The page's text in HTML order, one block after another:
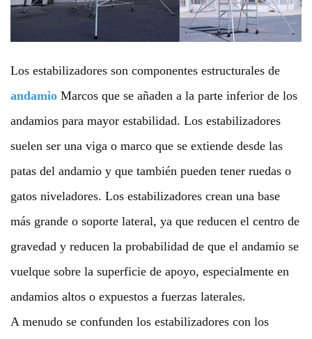
Los estabilizadores son componentes estructurales de
andamio Marcos que se añaden a la parte inferior de los
andamios para mayor estabilidad. Los estabilizadores
suelen ser una viga o marco que se extiende desde las
patas del andamio y que también pueden tener ruedas o
gatos niveladores. Los estabilizadores crean una base
más grande o soporte lateral, ya que reducen el centro de
gravedad y reducen la probabilidad de que el andamio se
vuelque sobre la superficie de apoyo, especialmente en
andamios altos o expuestos a fuerzas laterales.
A menudo se confunden los estabilizadores con los